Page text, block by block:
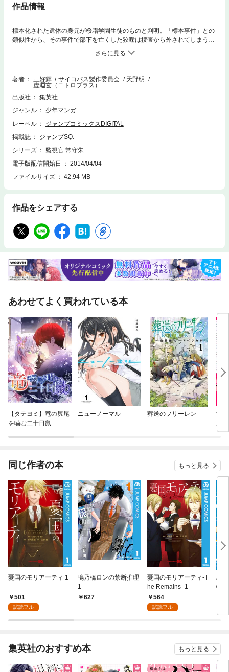
作品情報
標本化された遺体の身元が桜霜学園生徒のものと判明。「標本事件」との
類似性から、その事件で部下を亡くした狡噛は捜査から外されてしまう。
だが単独で事件を追う狡噛と朱は、徐々に真相に迫り!?
著者 三好輝 サイコパス製作委員会
天野明
虚淵玄（ニトロプラス）
出版社
集英社
ジャンル
少年マンガ
レーベル
ジャンプコミックスDIGITAL
掲載誌
ジャンプSQ.
シリーズ
監視官 常守朱
電子版配信開始日
2014/04/04
ファイルサイズ
42.94 MB
作品をシェアする
あわせてよく買われている本
【タテヨミ】竜の尻尾
を噛む二十日鼠
ニューノーマル 葬送のフリーレン
す
同じ作者の本 もっと見る
憂国のモリアーティ 1
501
試読フル
鴨乃橋ロンの禁断推理
1
627
憂国のモリアーティ-T
he Remains- 1
564
試読フル
ぷ
特
集英社のおすすめ本 もっと見る